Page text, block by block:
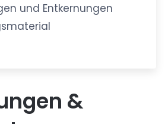
und Entkernungen
&